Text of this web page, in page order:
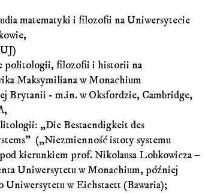
matematyki i filozofii na Uniwersytecie
politologii, filozofii i historii na
Maksymiliana w Monachium
Brytanii - m.in. w Oksfordzie, Cambridge,
„Die Bestaendigkeit des
(„Niezmienność istoty systemu
kierunkiem prof. Nikolausa Lobkowicza –
Uniwersytetu w Monachium, później
Uniwersytetu w Eichstaett (Bawaria);